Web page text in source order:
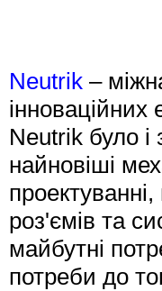
Neutrik –
Neutrik було і
найновіші
роз'ємів та
майбутні
потреби до